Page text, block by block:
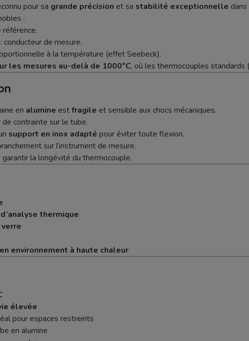
pour sa grande précision et sa stabilité exceptionnelle
:
référence.
: conducteur de mesure.
à la température (effet Seebeck).
les mesures au-delà de 1000°C, où les thermocouples standards
en alumine estfragile et sensible aux chocs mécaniques.
contrainte sur le tube.
support en inox adapté pour éviter toute flexion.
sur l’instrument de mesure.
garantir la longévité du thermocouple.
thermique
environnement à haute chaleur
élevée
pour espaces restreints
en alumine